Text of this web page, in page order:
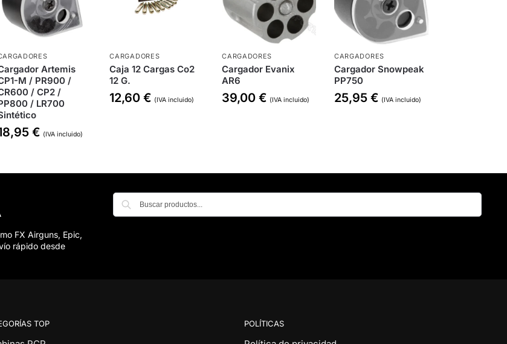
Artemis
M / PR900 /
/ CP2 /
/ LR700
€ (IVA incluido)
CARGADORES
Caja 12 Cargas Co2
12 G.
12,60€ (IVA incluido)
CARGADORES
Cargador Evanix
AR6
39,00€ (IVA incluido)
CARGADORES
Cargador Snowpeak
PP750
25,95 € (IVA incluido)
FX Airguns, Epic,
rápido desde
TOP POLÍTICAS